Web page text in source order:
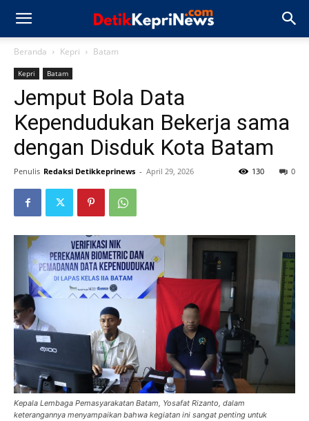
Beranda Kepri Batam
Kepri Batam
Jemput Bola Data
Kependudukan Bekerja sama
dengan Disduk Kota Batam
Penulis Redaksi Detikkeprinews - April 29, 2026 0
130
Kepala Lembaga Pemasyarakatan Batam, Yosafat Rizanto, dalam
keterangannya menyampaikan bahwa kegiatan ini sangat penting untuk